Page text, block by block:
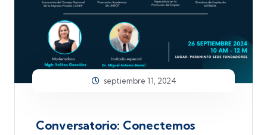
septiembre 11, 2024
Conversatorio: Conectemos